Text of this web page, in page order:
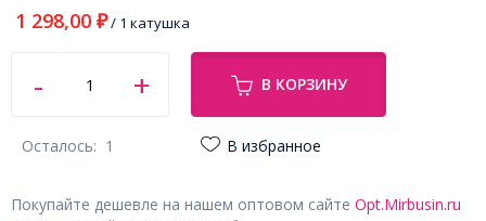
1 298,00 ₽/ 1 катушка
В КОРЗИНУ
Осталось: 1 В избранное
Покупайте дешевле на нашем оптовом сайте Opt.Mirbusin.ru